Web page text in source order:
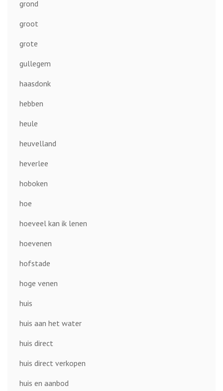
grond
groot
grote
gullegem
haasdonk
hebben
heule
heuvelland
heverlee
hoboken
hoe
hoeveel kan ik lenen
hoevenen
hofstade
hoge venen
huis
huis aan het water
huis direct
huis direct verkopen
huis en aanbod